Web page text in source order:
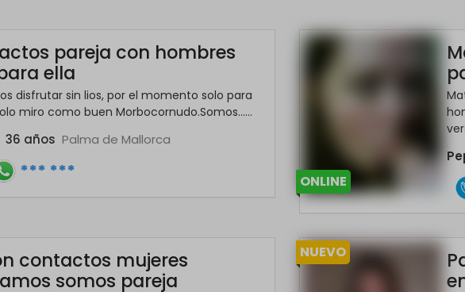
pareja con hombres
ella
disfrutar sin lios, por el momento solo para
miro como buen Morbocornudo.Somos......
36 años Palma de Mallorca
*** *** ONLINE
contactos mujeres
somos pareja
NUEVO